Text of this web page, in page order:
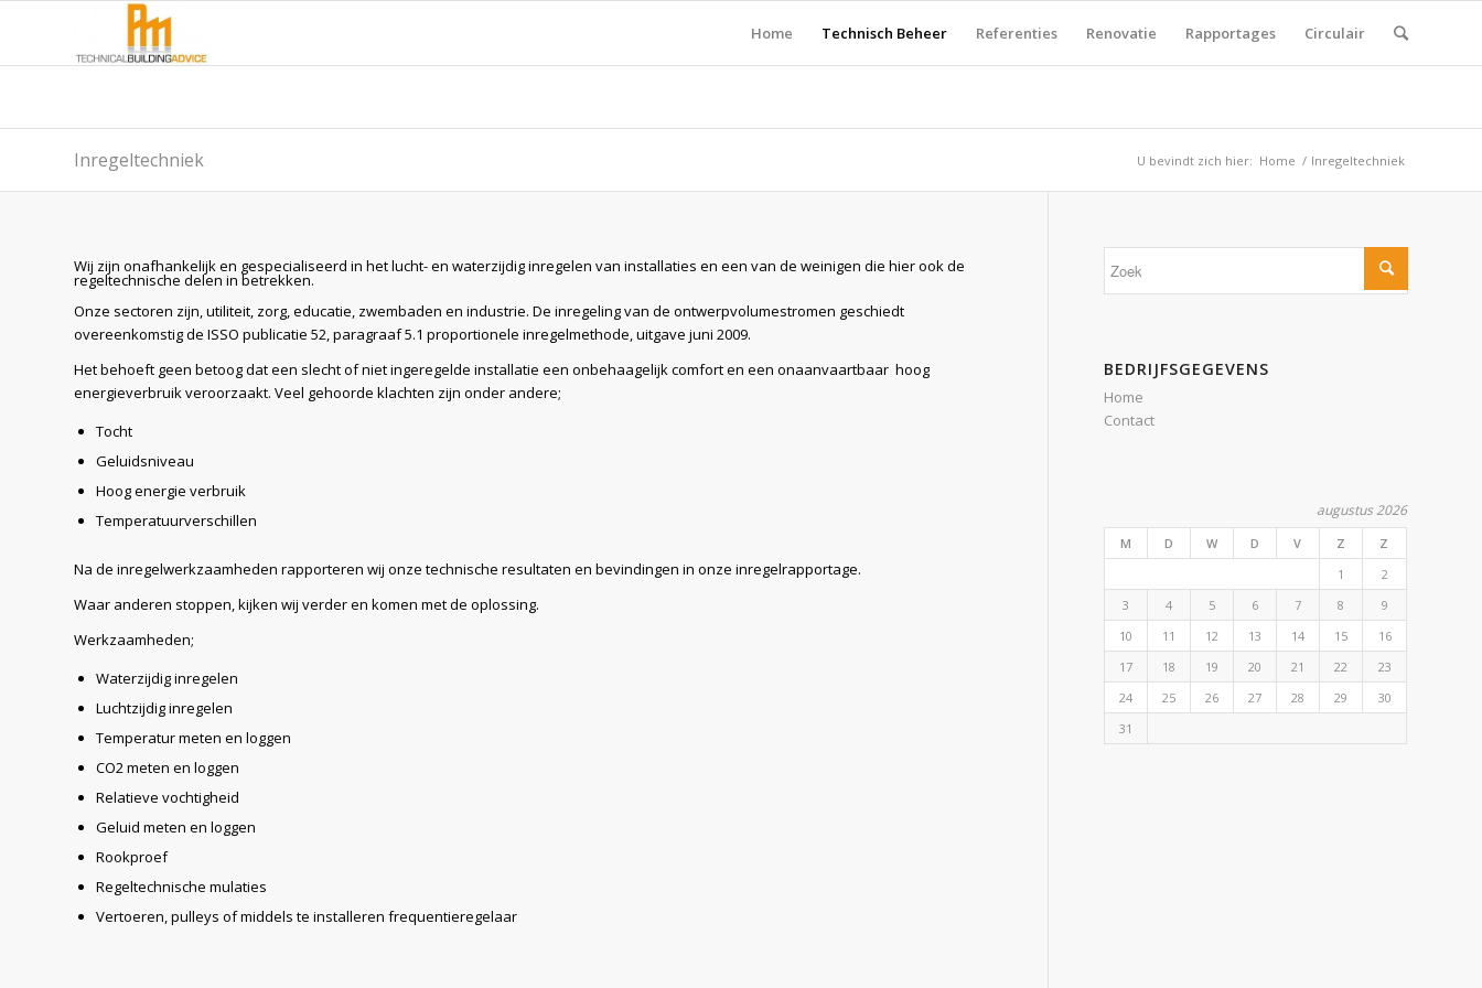
Home Technisch Beheer Referenties Renovatie Rapportages Circulair
Inregeltechniek U bevindt zich hier: Home / Inregeltechniek
Wij zijn onafhankelijk en gespecialiseerd in het lucht- en waterzijdig inregelen van installaties en een van de weinigen die hier ook de
regeltechnische delen in betrekken.
Onze sectoren zijn, utiliteit, zorg, educatie, zwembaden en industrie. De inregeling van de ontwerpvolumestromen geschiedt
overeenkomstig de ISSO publicatie 52, paragraaf 5.1 proportionele inregelmethode, uitgave juni 2009.
Het behoeft geen betoog dat een slecht of niet ingeregelde installatie een onbehaagelijk comfort en een onaanvaartbaar hoog
energieverbruik veroorzaakt. Veel gehoorde klachten zijn onder andere;
Tocht
Geluidsniveau
Hoog energie verbruik
Temperatuurverschillen
Na de inregelwerkzaamheden rapporteren wij onze technische resultaten en bevindingen in onze inregelrapportage.
Waar anderen stoppen, kijken wij verder en komen met de oplossing.
Werkzaamheden;
Waterzijdig inregelen
Luchtzijdig inregelen
Temperatur meten en loggen
CO2 meten en loggen
Relatieve vochtigheid
Geluid meten en loggen
Rookproef
Regeltechnische mulaties
Vertoeren, pulleys of middels te installeren frequentieregelaar
BEDRIJFSGEGEVENS
Home
Contact
augustus 2026
M D W D V Z
Z
1
2
3
4 5 6 7 8
9
10
11 12 13 14 15
16
17
18 19 20 21 22
23
24
25 26 27 28 29
30
31